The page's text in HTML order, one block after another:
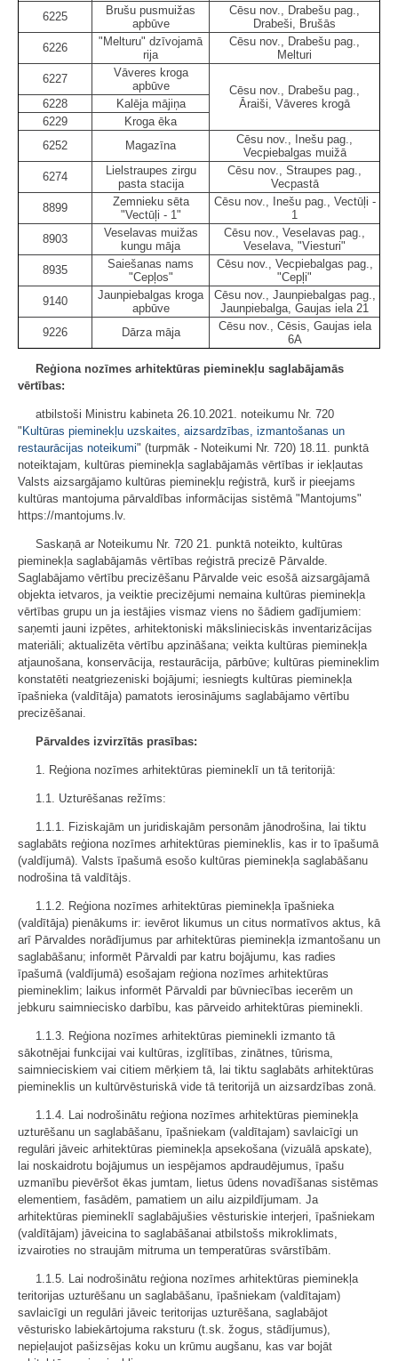
6225
Brušu pusmuižas
apbūve
Cēsu nov., Drabešu pag.,
Drabeši, Brušās
6226
"Melturu" dzīvojamā
rija
Cēsu nov., Drabešu pag.,
Melturi
6227
Vāveres kroga
apbūve
Cēsu nov., Drabešu pag.,
Āraiši, Vāveres krogā
6228
Kalēja mājiņa
6229
Kroga ēka
6252
Magazīna
Cēsu nov., Inešu pag.,
Vecpiebalgas muižā
6274
Lielstraupes zirgu
pasta stacija
Cēsu nov., Straupes pag.,
Vecpastā
8899
Zemnieku sēta
"Vectūļi - 1"
Cēsu nov., Inešu pag., Vectūļi -
1
8903
Veselavas muižas
kungu māja
Cēsu nov., Veselavas pag.,
Veselava, "Viesturi"
8935
Saiešanas nams
"Cepļos"
Cēsu nov., Vecpiebalgas pag.,
"Cepļi"
9140
Jaunpiebalgas kroga
apbūve
Cēsu nov., Jaunpiebalgas pag.,
Jaunpiebalga, Gaujas iela 21
9226
Dārza māja
Cēsu nov., Cēsis, Gaujas iela
6A
Reģiona nozīmes arhitektūras pieminekļu saglabājamās
vērtības:
atbilstoši Ministru kabineta 26.10.2021. noteikumu Nr. 720
" Kultūras pieminekļu uzskaites, aizsardzības, izmantošanas un
restaurācijas noteikumi" (turpmāk - Noteikumi Nr. 720) 18.11. punktā
noteiktajam, kultūras pieminekļa saglabājamās vērtības ir iekļautas
Valsts aizsargājamo kultūras pieminekļu reģistrā, kurš ir pieejams
kultūras mantojuma pārvaldības informācijas sistēmā "Mantojums"
https://mantojums.lv.
Saskaņā ar Noteikumu Nr. 720 21. punktā noteikto, kultūras
pieminekļa saglabājamās vērtības reģistrā precizē Pārvalde.
Saglabājamo vērtību precizēšanu Pārvalde veic esošā aizsargājamā
objekta ietvaros, ja veiktie precizējumi nemaina kultūras pieminekļa
vērtības grupu un ja iestājies vismaz viens no šādiem gadījumiem:
saņemti jauni izpētes, arhitektoniski mākslinieciskās inventarizācijas
materiāli; aktualizēta vērtību apzināšana; veikta kultūras pieminekļa
atjaunošana, konservācija, restaurācija, pārbūve; kultūras piemineklim
konstatēti neatgriezeniski bojājumi; iesniegts kultūras pieminekļa
īpašnieka (valdītāja) pamatots ierosinājums saglabājamo vērtību
precizēšanai.
Pārvaldes izvirzītās prasības:
1. Reģiona nozīmes arhitektūras piemineklī un tā teritorijā:
1.1. Uzturēšanas režīms:
1.1.1. Fiziskajām un juridiskajām personām jānodrošina, lai tiktu
saglabāts reģiona nozīmes arhitektūras piemineklis, kas ir to īpašumā
(valdījumā). Valsts īpašumā esošo kultūras pieminekļa saglabāšanu
nodrošina tā valdītājs.
1.1.2. Reģiona nozīmes arhitektūras pieminekļa īpašnieka
(valdītāja) pienākums ir: ievērot likumus un citus normatīvos aktus, kā
arī Pārvaldes norādījumus par arhitektūras pieminekļa izmantošanu un
saglabāšanu; informēt Pārvaldi par katru bojājumu, kas radies
īpašumā (valdījumā) esošajam reģiona nozīmes arhitektūras
piemineklim; laikus informēt Pārvaldi par būvniecības iecerēm un
jebkuru saimniecisko darbību, kas pārveido arhitektūras pieminekli.
1.1.3. Reģiona nozīmes arhitektūras pieminekli izmanto tā
sākotnējai funkcijai vai kultūras, izglītības, zinātnes, tūrisma,
saimnieciskiem vai citiem mērķiem tā, lai tiktu saglabāts arhitektūras
piemineklis un kultūrvēsturiskā vide tā teritorijā un aizsardzības zonā.
1.1.4. Lai nodrošinātu reģiona nozīmes arhitektūras pieminekļa
uzturēšanu un saglabāšanu, īpašniekam (valdītajam) savlaicīgi un
regulāri jāveic arhitektūras pieminekļa apsekošana (vizuālā apskate),
lai noskaidrotu bojājumus un iespējamos apdraudējumus, īpašu
uzmanību pievēršot ēkas jumtam, lietus ūdens novadīšanas sistēmas
elementiem, fasādēm, pamatiem un ailu aizpildījumam. Ja
arhitektūras piemineklī saglabājušies vēsturiskie interjeri, īpašniekam
(valdītājam) jāveicina to saglabāšanai atbilstošs mikroklimats,
izvairoties no straujām mitruma un temperatūras svārstībām.
1.1.5. Lai nodrošinātu reģiona nozīmes arhitektūras pieminekļa
teritorijas uzturēšanu un saglabāšanu, īpašniekam (valdītajam)
savlaicīgi un regulāri jāveic teritorijas uzturēšana, saglabājot
vēsturisko labiekārtojuma raksturu (t.sk. žogus, stādījumus),
nepieļaujot pašizsējas koku un krūmu augšanu, kas var bojāt